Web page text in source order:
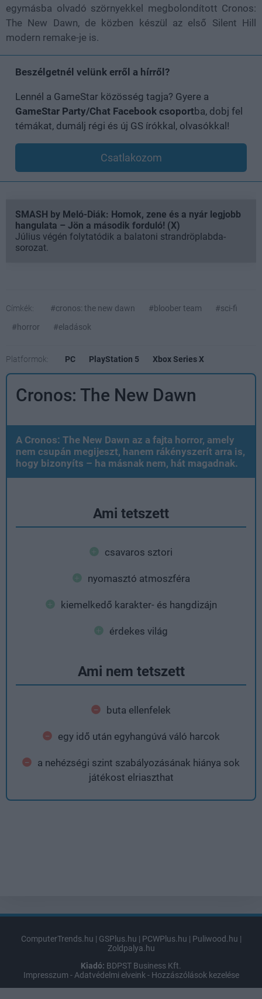
egymásba olvadó szörnyekkel megbolondított Cronos:
The New Dawn, de közben készül az első Silent Hill
modern remake-je is.
Beszélgetnél velünk erről a hírről?
Lennél a GameStar közösség tagja? Gyere a
GameStar Party/Chat Facebook csoportba, dobj fel
témákat, dumálj régi és új GS írókkal, olvasókkal!
Csatlakozom
SMASH by Meló-Diák: Homok, zene és a nyár legjobb
hangulata – Jön a második forduló! (X)
Július végén folytatódik a balatoni strandröplabda-
sorozat.
Címkék: #cronos: the new dawn #bloober team
#sci-fi
#horror
#eladások
Platformok: PC PlayStation 5 Xbox Series X
Cronos: The New Dawn
A Cronos: The New Dawn az a fajta horror, amely
nem csupán megijeszt, hanem rákényszerít arra is,
hogy bizonyíts – ha másnak nem, hát magadnak.
Ami tetszett
csavaros sztori
nyomasztó atmoszféra
kiemelkedő karakter- és hangdizájn
érdekes világ
Ami nem tetszett
buta ellenfelek
egy idő után egyhangúvá váló harcok
a nehézségi szint szabályozásának hiánya sok
játékost elriaszthat
ComputerTrends.hu | GSPlus.hu | PCWPlus.hu | Puliwood.hu |
Zoldpalya.hu
Kiadó: BDPST Business Kft.
Impresszum - Adatvédelmi elveink - Hozzászólások kezelése